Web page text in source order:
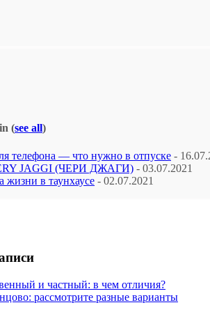
(see all)
телефона — что нужно в отпуске -
JAGGI (ЧЕРИ ДЖАГИ) - 03.07.2021
жизни в таунхаусе - 02.07.2021
и частный: в чем отличия?
рассмотрите разные варианты